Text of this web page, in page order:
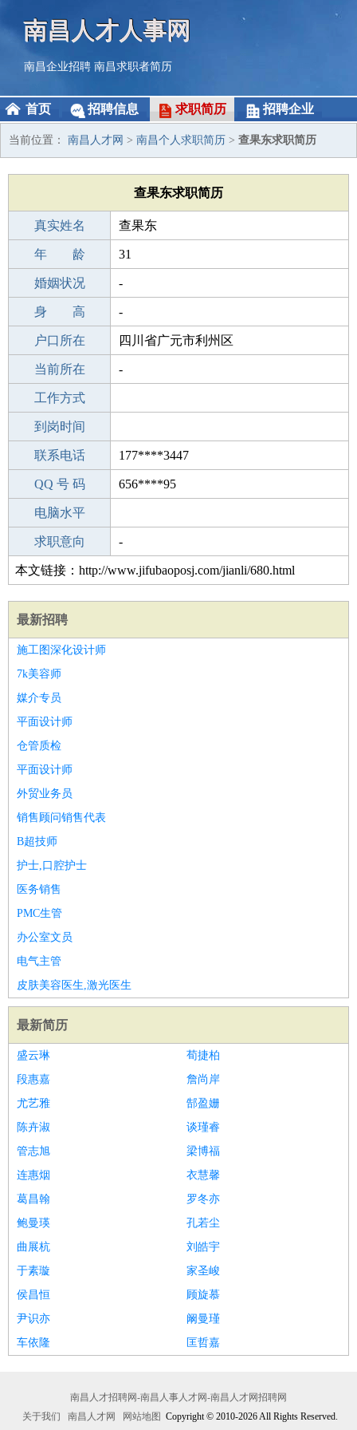
南昌人才人事网
南昌企业招聘 南昌求职者简历
首页 招聘信息 求职简历 招聘企业
当前位置： 南昌人才网 > 南昌个人求职简历 > 查果东求职简历
查果东求职简历
真实姓名 查果东
性 别 男
年 龄 31
出生年月 1995-06-05
婚姻状况 -
学 历 本科
身 高 -
毕业学校 本科
户口所在 四川省广元市利州区
所学专业 -
当前所在 -
工作经验
工作方式
驾 照
到岗时间
期望月薪
联系电话 177****3447
手机号码 177****3447
QQ 号 码 656****95
微信号码
电脑水平
外语水平
求职意向 -
本文链接：http://www.jifubaoposj.com/jianli/680.html
最新招聘
施工图深化设计师
7k美容师
媒介专员
平面设计师
仓管质检
平面设计师
外贸业务员
销售顾问销售代表
B超技师
护士,口腔护士
医务销售
PMC生管
办公室文员
电气主管
皮肤美容医生,激光医生
最新简历
盛云琳
荀捷柏
段惠嘉
詹尚岸
尤艺雅
郜盈姗
陈卉淑
谈瑾睿
管志旭
梁博福
连惠烟
衣慧馨
葛昌翰
罗冬亦
鲍曼瑛
孔若尘
曲展杭
刘皓宇
于素璇
家圣峻
侯昌恒
顾旋慕
尹识亦
阚曼瑾
车依隆
匡哲嘉
南昌人才招聘网-南昌人事人才网-南昌人才网招聘网
关于我们
南昌人才网 网站地图 Copyright © 2010-2026 All Rights Reserved.